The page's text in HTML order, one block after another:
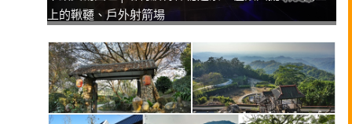
上的鞦韆、戶外射箭場